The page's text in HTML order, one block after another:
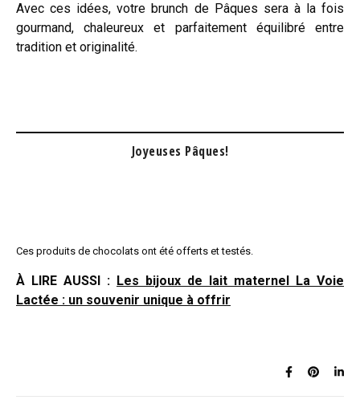
Avec ces idées, votre brunch de Pâques sera à la fois
gourmand, chaleureux et parfaitement équilibré entre
tradition et originalité.
Joyeuses Pâques!
Ces produits de chocolats ont été offerts et testés.
À LIRE AUSSI : Les bijoux de lait maternel La Voie
Lactée : un souvenir unique à offrir